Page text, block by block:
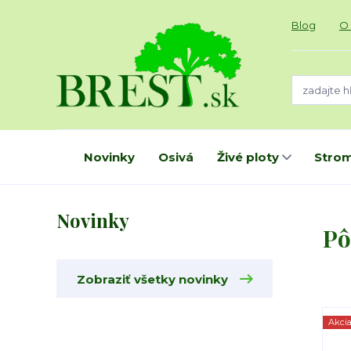
Blog O
Novinky Osivá Živé ploty
Novinky
Zobraziť všetky novinky
Akcia